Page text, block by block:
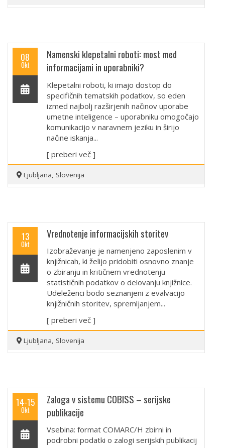
08
Okt
Namenski klepetalni roboti: most med
informacijami in uporabniki?
Klepetalni roboti, ki imajo dostop do
specifičnih tematskih podatkov, so eden
izmed najbolj razširjenih načinov uporabe
umetne inteligence – uporabniku omogočajo
komunikacijo v naravnem jeziku in širijo
načine iskanja...
[ preberi več ]
Ljubljana, Slovenija
13
Okt
Vrednotenje informacijskih storitev
Izobraževanje je namenjeno zaposlenim v
knjižnicah, ki želijo pridobiti osnovno znanje
o zbiranju in kritičnem vrednotenju
statističnih podatkov o delovanju knjižnice.
Udeleženci bodo seznanjeni z evalvacijo
knjižničnih storitev, spremljanjem...
[ preberi več ]
Ljubljana, Slovenija
14-15
Okt
Zaloga v sistemu COBISS – serijske
publikacije
Vsebina: format COMARC/H zbirni in
podrobni podatki o zalogi serijskih publikacij